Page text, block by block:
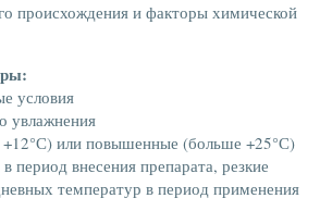
происхождения и факторы химической
условия
увлажнения
или повышенные (больше +25°С)
период внесения препарата, резкие
температур в период применения